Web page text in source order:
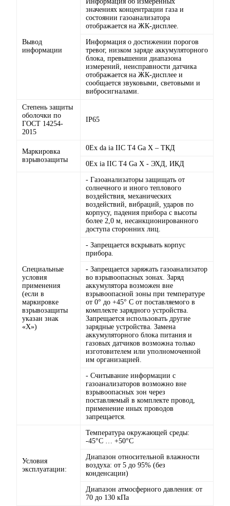
Вывод
информации
значениях концентрации газа и
состоянии газоанализатора
отображается на ЖК-дисплее.
Информация о достижении порогов
тревог, низком заряде аккумуляторного
блока, превышении диапазона
измерений, неисправности датчика
отображается на ЖК-дисплее и
сообщается звуковыми, световыми и
вибросигналами.
Степень защиты
оболочки по
ГОСТ 14254-
2015
IP65
Маркировка
взрывозащиты
0Ex da ia IIC T4 Ga Х – ТКД
0Ex ia IIC T4 Ga Х - ЭХД, ИКД
Специальные
условия
применения
(если в
маркировке
взрывозащиты
указан знак
«Х»)
- Газоанализаторы защищать от
солнечного и иного теплового
воздействия, механических
воздействий, вибраций, ударов по
корпусу, падения прибора с высоты
более 2,0 м, несанкционированного
достyпа сторонних лиц.
- Запрещается вскрывать корпус
прибора.
- Запрещается заряжать газоанализатор
во взрывоопасных зонах. Заряд
аккумулятора возможен вне
взрывоопасной зоны при температуре
от 0° до +45° С от поставляемого в
комплекте зарядного устройства.
Запрещается использовать другие
зарядные устройства. Замена
аккумуляторного блока питания и
газовых датчиков возможна только
изготовителем или уполномоченной
им организацией.
- Считывание информации с
газоанализаторов возможно вне
взрывоопасных зон через
поставляемый в комплекте провод,
применение иных проводов
запрещается.
Условия
эксплуатации:
Температура окружающей среды:
-45°С … +50°С
Диапазон относительной влажности
воздуха: от 5 до 95% (без
конденсации)
Диапазон атмосферного давления: от
70 до 130 кПа